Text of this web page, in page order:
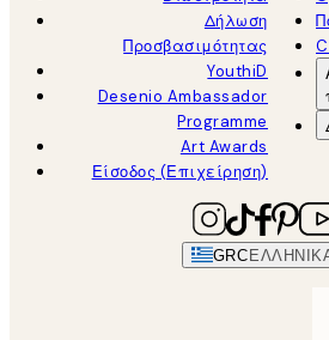
Δήλωση
Προσβασιμότητας
YouthiD
Desenio Ambassador
Programme
Art Awards
Είσοδος (Επιχείρηση)
GRC